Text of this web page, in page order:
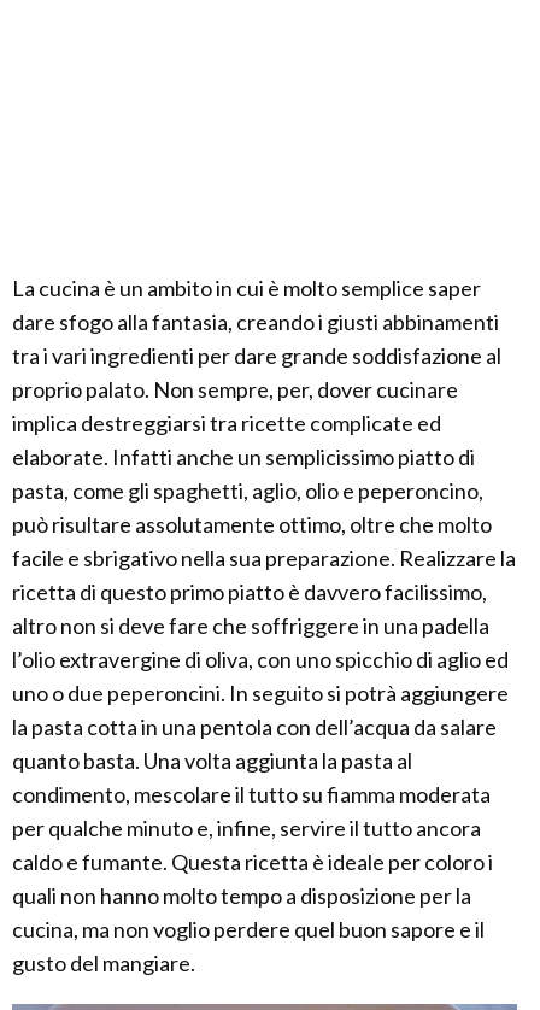
La cucina è un ambito in cui è molto semplice saper
dare sfogo alla fantasia, creando i giusti abbinamenti
tra i vari ingredienti per dare grande soddisfazione al
proprio palato. Non sempre, per, dover cucinare
implica destreggiarsi tra ricette complicate ed
elaborate. Infatti anche un semplicissimo piatto di
pasta, come gli spaghetti, aglio, olio e peperoncino,
può risultare assolutamente ottimo, oltre che molto
facile e sbrigativo nella sua preparazione. Realizzare la
ricetta di questo primo piatto è davvero facilissimo,
altro non si deve fare che soffriggere in una padella
l’olio extravergine di oliva, con uno spicchio di aglio ed
uno o due peperoncini. In seguito si potrà aggiungere
la pasta cotta in una pentola con dell’acqua da salare
quanto basta. Una volta aggiunta la pasta al
condimento, mescolare il tutto su fiamma moderata
per qualche minuto e, infine, servire il tutto ancora
caldo e fumante. Questa ricetta è ideale per coloro i
quali non hanno molto tempo a disposizione per la
cucina, ma non voglio perdere quel buon sapore e il
gusto del mangiare.